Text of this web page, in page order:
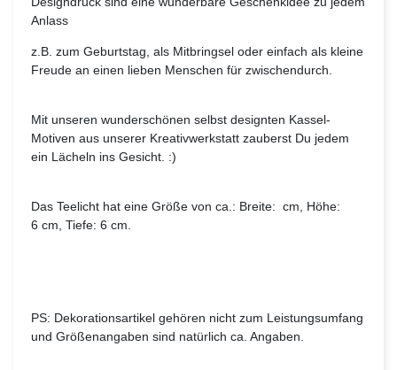
Anlass
z.B. zum Geburtstag, als Mitbringsel oder einfach als kleine
Freude an einen lieben Menschen für zwischendurch.
Mit unseren wunderschönen selbst designten Kassel-
Motiven aus unserer Kreativwerkstatt zauberst Du jedem
ein Lächeln ins Gesicht. :)
Das Teelicht hat eine Größe von ca.: Breite: cm, Höhe:
6 cm, Tiefe: 6 cm.
PS: Dekorationsartikel gehören nicht zum Leistungsumfang
und Größenangaben sind natürlich ca. Angaben.